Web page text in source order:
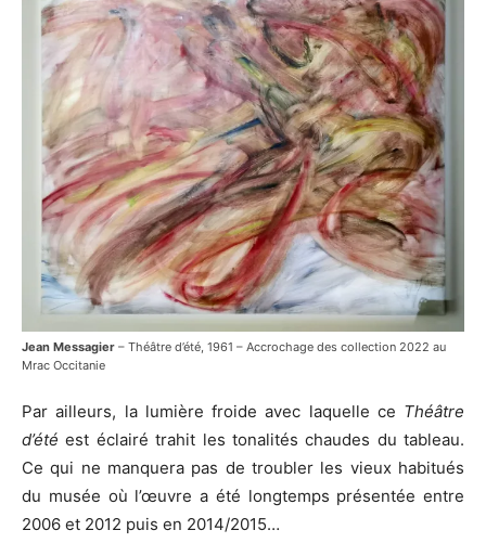
Jean Messagier – Théâtre d’été, 1961 – Accrochage des collection 2022 au
Mrac Occitanie
Par ailleurs, la lumière froide avec laquelle ce Théâtre
d’été est éclairé trahit les tonalités chaudes du tableau.
Ce qui ne manquera pas de troubler les vieux habitués
du musée où l’œuvre a été longtemps présentée entre
2006 et 2012 puis en 2014/2015…